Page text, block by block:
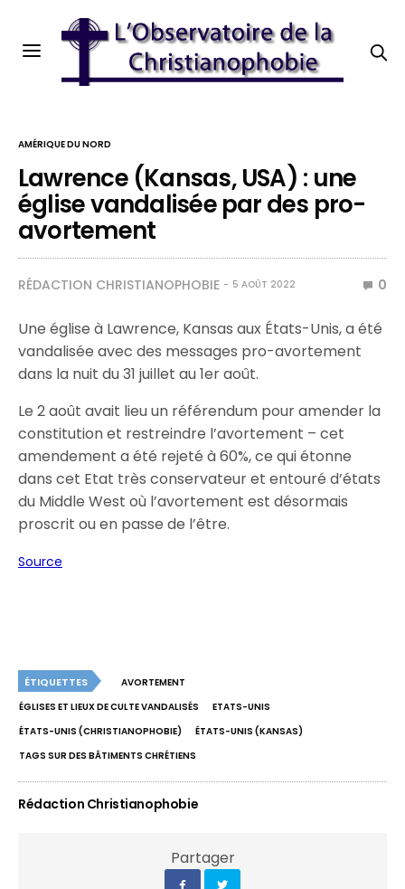
AMÉRIQUE DU NORD
Lawrence (Kansas, USA) : une
église vandalisée par des pro-
avortement
RÉDACTION CHRISTIANOPHOBIE 5 AOÛT 2022 0
Une église à Lawrence, Kansas aux États-Unis, a été
vandalisée avec des messages pro-avortement
dans la nuit du 31 juillet au 1er août.
Le 2 août avait lieu un référendum pour amender la
constitution et restreindre l’avortement – cet
amendement a été rejeté à 60%, ce qui étonne
dans cet Etat très conservateur et entouré d’états
du Middle West où l’avortement est désormais
proscrit ou en passe de l’être.
Source
ÉTIQUETTES
AVORTEMENT
ÉGLISES ET LIEUX DE CULTE VANDALISÉS
ETATS-UNIS
ÉTATS-UNIS (CHRISTIANOPHOBIE)
ÉTATS-UNIS (KANSAS)
TAGS SUR DES BÂTIMENTS CHRÉTIENS
Rédaction Christianophobie
Partager